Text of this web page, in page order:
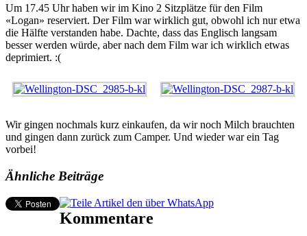
Um 17.45 Uhr haben wir im Kino 2 Sitzplätze für den Film
«Logan» reserviert. Der Film war wirklich gut, obwohl ich nur etwa
die Hälfte verstanden habe. Dachte, dass das Englisch langsam
besser werden würde, aber nach dem Film war ich wirklich etwas
deprimiert. :(
Wir gingen nochmals kurz einkaufen, da wir noch Milch brauchten
und gingen dann zurück zum Camper. Und wieder war ein Tag
vorbei!
Ähnliche Beiträge
Kommentare